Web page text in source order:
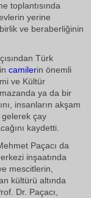
toplantısında
yerine
ve beraberliğinin
Türk
camilerin önemli
ve Kültür
ya da bir
insanların akşam
gelerek çay
kaydetti.
Paçacı da
inşaatında
mescitlerin,
kültürü altında
Dr. Paçacı,